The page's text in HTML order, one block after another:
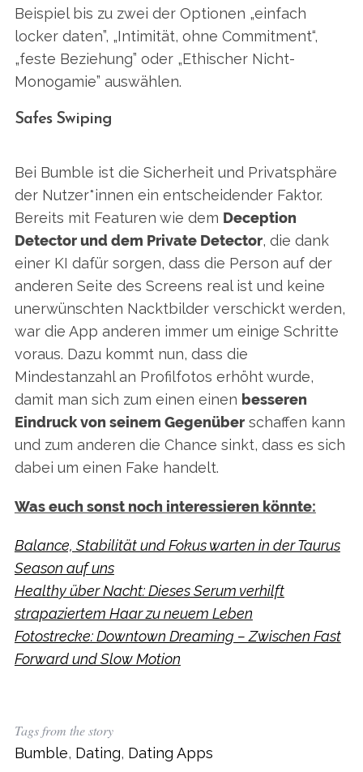
Beispiel bis zu zwei der Optionen „einfach
locker daten”, „Intimität, ohne Commitment“,
„feste Beziehung” oder „Ethischer Nicht-
Monogamie” auswählen.
Safes Swiping
Bei Bumble ist die Sicherheit und Privatsphäre
der Nutzer*innen ein entscheidender Faktor.
Bereits mit Featuren wie dem Deception
Detector und dem Private Detector, die dank
einer KI dafür sorgen, dass die Person auf der
anderen Seite des Screens real ist und keine
unerwünschten Nacktbilder verschickt werden,
war die App anderen immer um einige Schritte
voraus. Dazu kommt nun, dass die
Mindestanzahl an Profilfotos erhöht wurde,
damit man sich zum einen einen besseren
Eindruck von seinem Gegenüberschaffen kann
und zum anderen die Chance sinkt, dass es sich
dabei um einen Fake handelt.
Was euch sonst noch interessieren könnte:
Balance, Stabilität und Fokus warten in der Taurus
Season auf uns
Healthy über Nacht: Dieses Serum verhilft
strapaziertem Haar zu neuem Leben
Fotostrecke: Downtown Dreaming – Zwischen Fast
Forward und Slow Motion
Tags from the story
Bumble, Dating, Dating Apps
e
r
h
f
o
: